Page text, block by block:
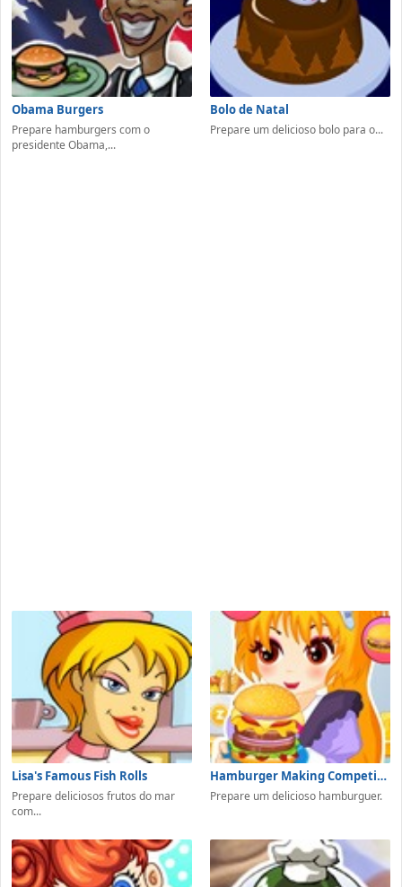
Obama Burgers
Prepare hamburgers com o
presidente Obama,...
Bolo de Natal
Prepare um delicioso bolo para o...
Lisa's Famous Fish Rolls
Prepare deliciosos frutos do mar
com...
Hamburger Making Competition
Prepare um delicioso hamburguer.